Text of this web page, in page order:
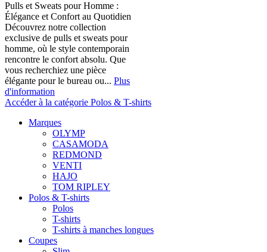
Pulls et Sweats pour Homme :
Élégance et Confort au Quotidien
Découvrez notre collection
exclusive de pulls et sweats pour
homme, où le style contemporain
rencontre le confort absolu. Que
vous recherchiez une pièce
élégante pour le bureau ou... Plus
d'information
Accéder à la catégorie Polos & T-shirts
Marques
OLYMP
CASAMODA
REDMOND
VENTI
HAJO
TOM RIPLEY
Polos & T-shirts
Polos
T-shirts
T-shirts à manches longues
Coupes